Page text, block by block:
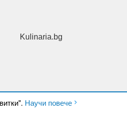
Научи повече
Kulinaria.bg
ООД. Всички права запазени.